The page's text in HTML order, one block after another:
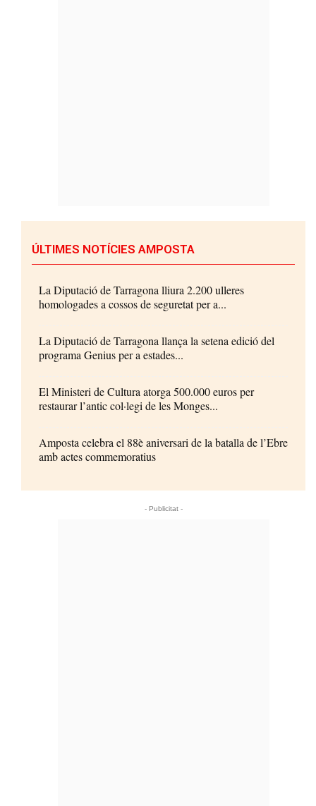
ÚLTIMES NOTÍCIES AMPOSTA
La Diputació de Tarragona lliura 2.200 ulleres
homologades a cossos de seguretat per a...
La Diputació de Tarragona llança la setena edició del
programa Genius per a estades...
El Ministeri de Cultura atorga 500.000 euros per
restaurar l’antic col·legi de les Monges...
Amposta celebra el 88è aniversari de la batalla de l’Ebre
amb actes commemoratius
- Publicitat -